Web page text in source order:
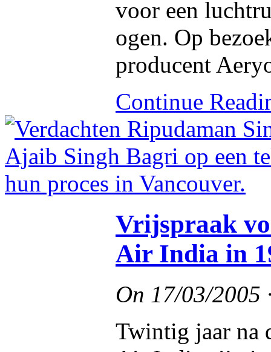
voor een
ogen. Op
producent
Continue
Vrijspraak
Air India in
On 17/03/2005
Twintig jaar na